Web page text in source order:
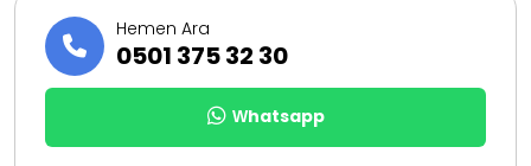
Hemen Ara
0501 375 32 30
Whatsapp